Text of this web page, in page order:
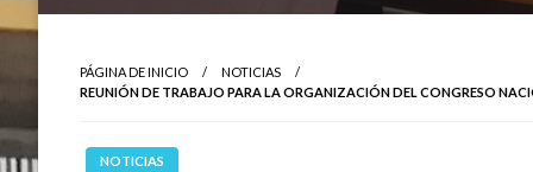
PÁGINA DE INICIO
NOTICIAS
REUNIÓN DE TRABAJO PARA LA ORGANIZACIÓN DEL CONGRESO
NOTICIAS